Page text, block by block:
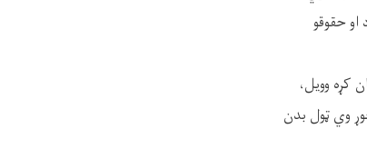
او حقوقو
کړه وویل،
وي ټول بدن